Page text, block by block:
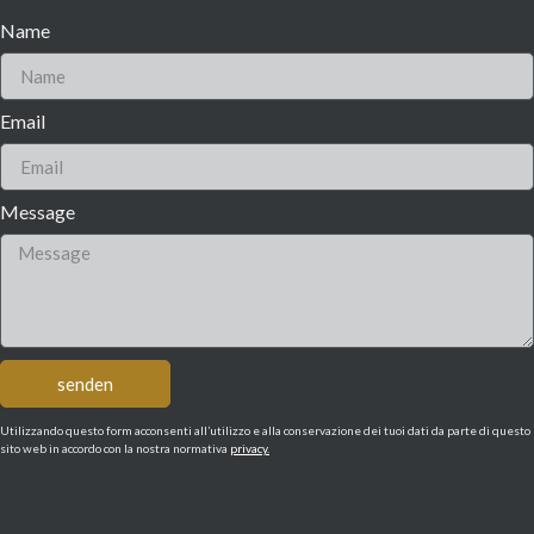
Name
Email
Message
senden
Utilizzando questo form acconsenti all’utilizzo e alla conservazione dei tuoi dati da parte di questo
sito web in accordo con la nostra normativa privacy.